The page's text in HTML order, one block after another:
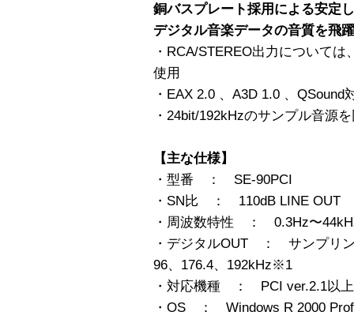
銅バスプレート採用による安定
デジタル音楽データの音質を飛
・RCA/STEREO出力について
使用
・EAX 2.0 、A3D 1.0 、QSound
・24bit/192kHzのサンプル音源
【主な仕様】
・型番 ： SE-90PCI
・SN比 ： 110dB LINE OUT
・周波数特性 ： 0.3Hz〜
・デジタルOUT ： サンプリ
96、176.4、192kHz※1
・対応機種 ： PCI ver.2.1以上
・OS ： Windows R 2000